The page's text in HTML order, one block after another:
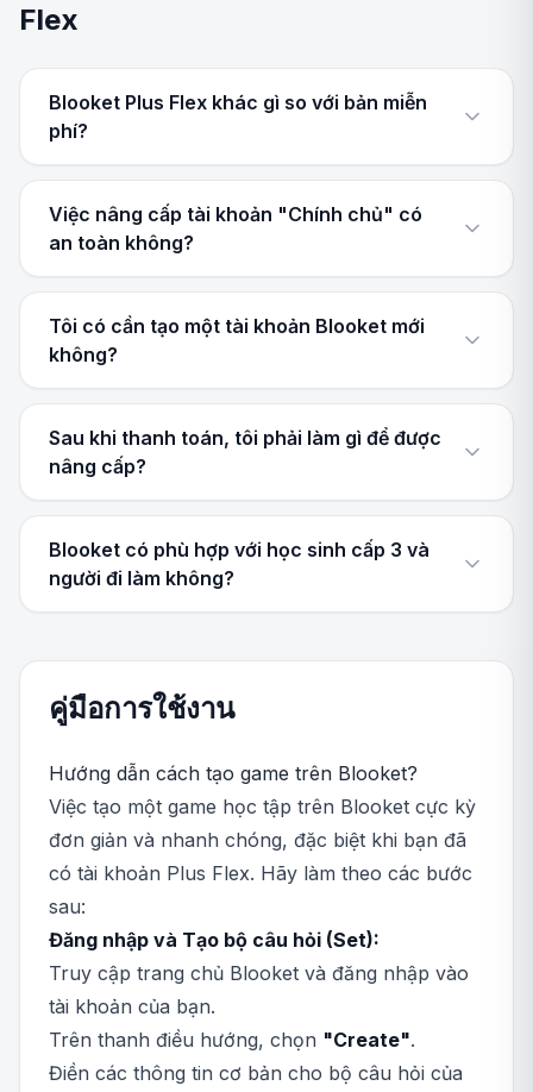
Flex
Blooket Plus Flex khác gì so với bản miễn
phí?
Việc nâng cấp tài khoản "Chính chủ" có
an toàn không?
Tôi có cần tạo một tài khoản Blooket mới
không?
Sau khi thanh toán, tôi phải làm gì để được
nâng cấp?
Blooket có phù hợp với học sinh cấp 3 và
người đi làm không?
คู่มือการใช้งาน
Hướng dẫn cách tạo game trên Blooket?
Việc tạo một game học tập trên Blooket cực kỳ
đơn giản và nhanh chóng, đặc biệt khi bạn đã
có tài khoản Plus Flex. Hãy làm theo các bước
sau:
Đăng nhập và Tạo bộ câu hỏi (Set):
Truy cập trang chủ Blooket và đăng nhập vào
tài khoản của bạn.
Trên thanh điều hướng, chọn "Create".
Điền các thông tin cơ bản cho bộ câu hỏi của